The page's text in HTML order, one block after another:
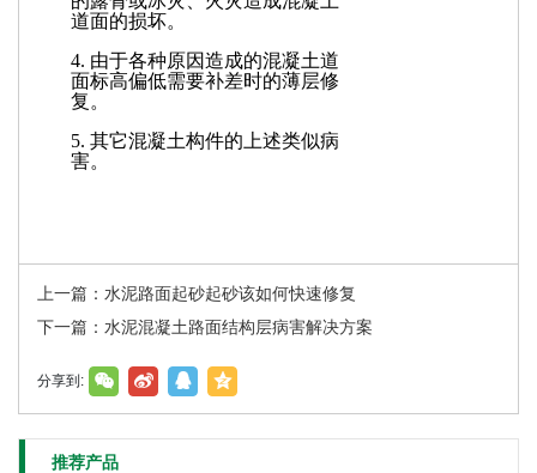
道面的损坏。
4. 由于各种原因造成的混凝土道
面标高偏低需要补差时的薄层修
复。
5. 其它混凝土构件的上述类似病
害。
上一篇：水泥路面起砂起砂该如何快速修复
下一篇：水泥混凝土路面结构层病害解决方案
分享到:
推荐产品